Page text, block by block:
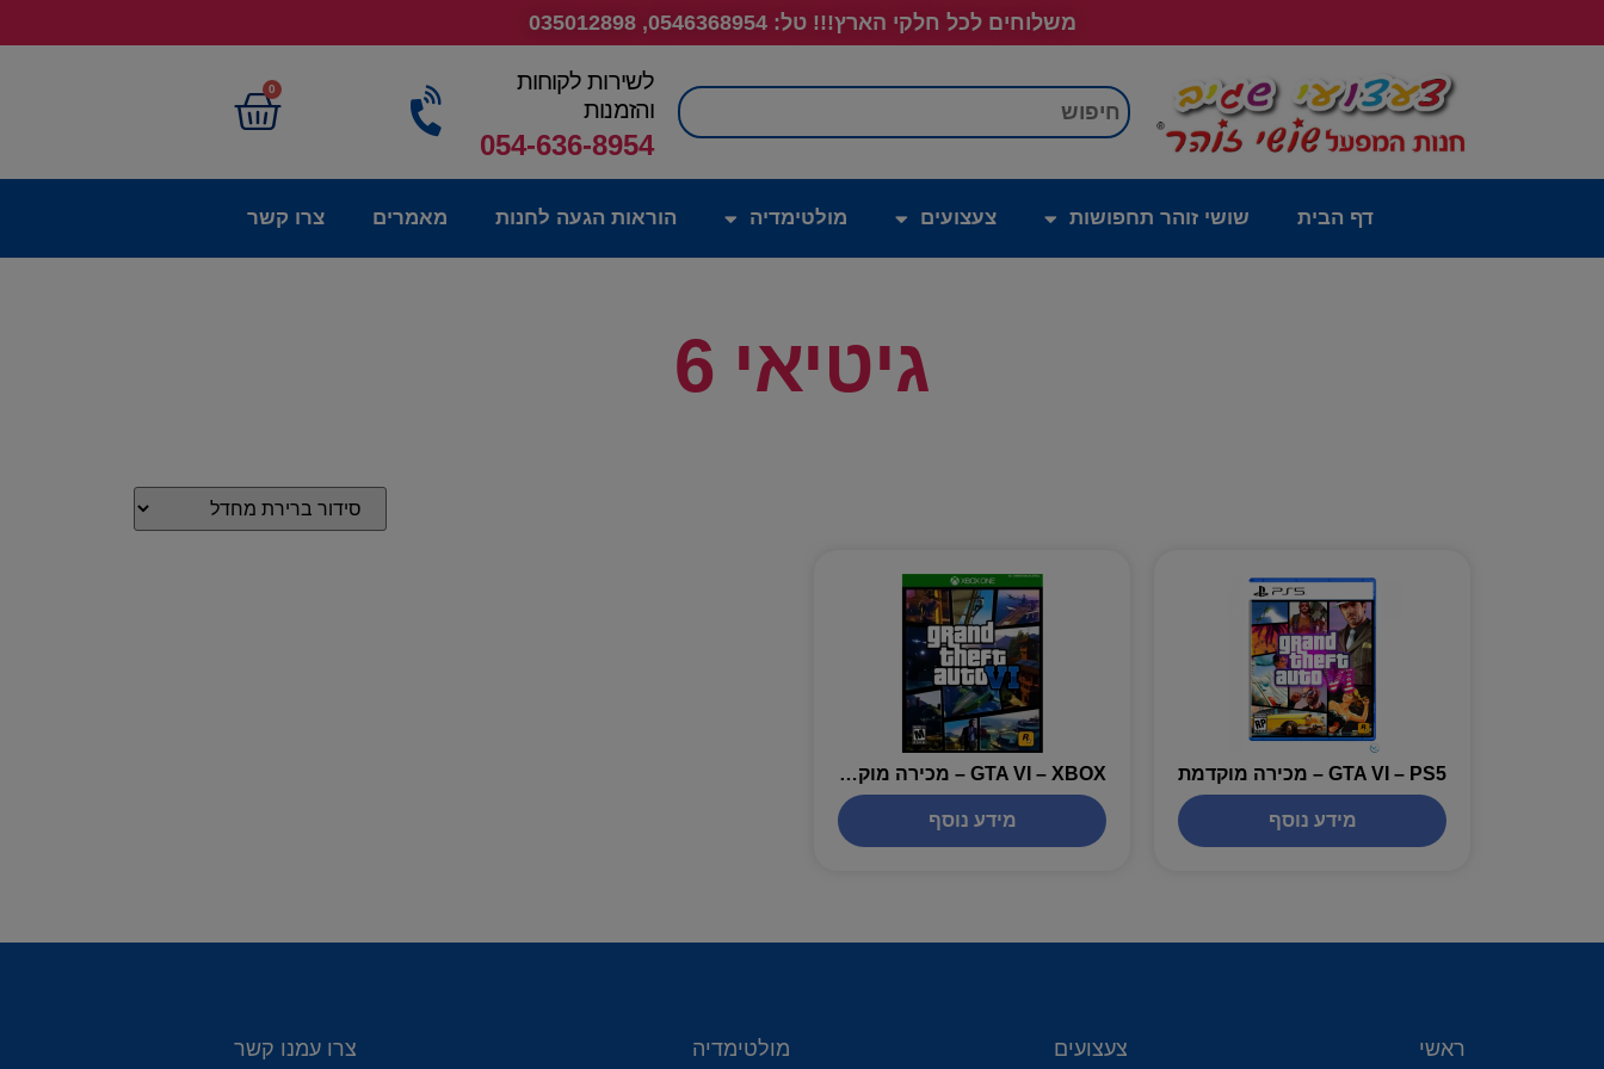
משלוחים לכל חלקי הארץ!!! טל: 0546368954, 035012898
חיפוש
לשירות לקוחות
והזמנות
054-636-8954
0
דף הבית שושי זוהר תחפושות צעצועים מולטימדיה הוראות הגעה לחנות מאמרים צרו קשר
גיטיאי 6
GTA VI – PS5 – מכירה מוקדמת
מידע נוסף
GTA VI – XBOX – מכירה מוקדמת
מידע נוסף
ראשי צעצועים מולטימדיה צרו עמנו קשר